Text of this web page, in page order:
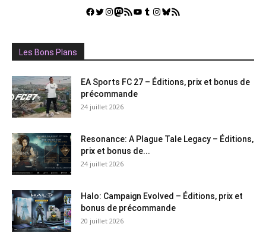
Facebook
Twitter
Instagram
Mastodon
Flux RSSYouTube
Tumblr
Instagram
Bluesky
GestGame
Les Bons Plans
EA Sports FC 27 – Éditions, prix et bonus de
précommande
24 juillet 2026
Resonance: A Plague Tale Legacy – Éditions,
prix et bonus de...
24 juillet 2026
Halo: Campaign Evolved – Éditions, prix et
bonus de précommande
20 juillet 2026